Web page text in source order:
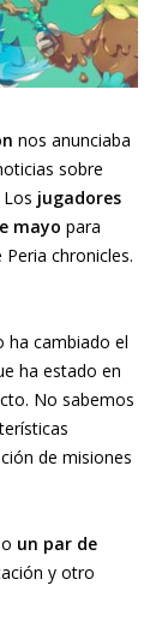
nos anunciaba
sobre
jugadores
mayo para
chronicles.
ha cambiado el
ha estado en
No sabemos
de misiones
un par de
y otro